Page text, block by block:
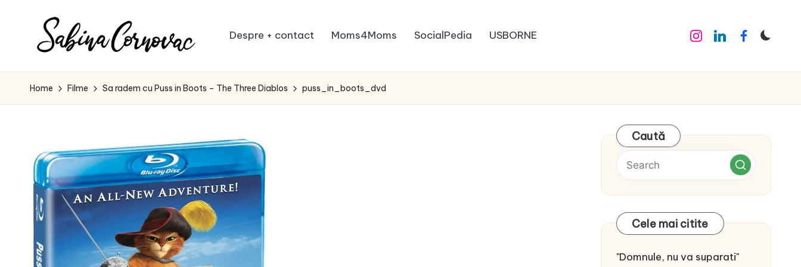
S
a
n
a
C
o
creator
de
16
ani
-
Despre + contact Moms4Moms SocialPedia USBORNE Instagram
LinkedinFacebook
Home Filme Sa radem cu Puss in Boots – The Three Diablos puss_in_boots_dvd
Caută
Cele mai citite
"Domnule, nu va suparati"